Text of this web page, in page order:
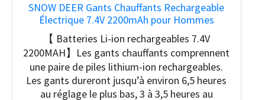
SNOW DEER Gants Chauffants Rechargeable
Électrique 7.4V 2200mAh pour Hommes
Femmes - Moto, Ski, Arthritiques - Chauffe
Mains (L)
【 Batteries Li-ion rechargeables 7.4V
2200MAH】Les gants chauffants comprennent
une paire de piles lithium-ion rechargeables.
Les gants dureront jusqu’à environ 6,5 heures
au réglage le plus bas, 3 à 3,5 heures au